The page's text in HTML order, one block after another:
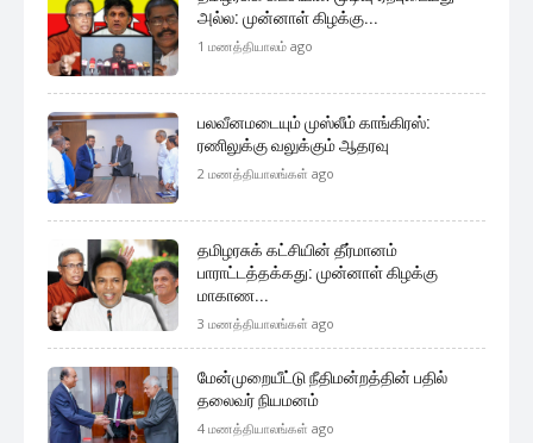
அல்ல: முன்னாள் கிழக்கு...
1 மணத்தியாலம் ago
பலவீனமடையும் முஸ்லீம் காங்கிரஸ்:
ரணிலுக்கு வலுக்கும் ஆதரவு
2 மணத்தியாலங்கள் ago
தமிழரசுக் கட்சியின் தீர்மானம்
பாராட்டத்தக்கது: முன்னாள் கிழக்கு
மாகாண...
3 மணத்தியாலங்கள் ago
மேன்முறையீட்டு நீதிமன்றத்தின் பதில்
தலைவர் நியமனம்
4 மணத்தியாலங்கள் ago